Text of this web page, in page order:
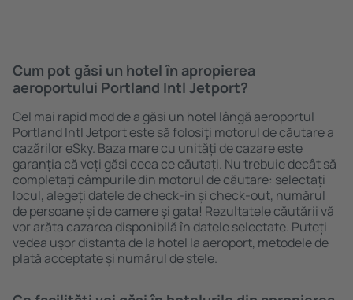
Cum pot găsi un hotel în apropierea
aeroportului Portland Intl Jetport?
Cel mai rapid mod de a găsi un hotel lângă aeroportul
Portland Intl Jetport este să folosiţi motorul de căutare a
cazărilor eSky. Baza mare cu unități de cazare este
garanția că veți găsi ceea ce căutați. Nu trebuie decât să
completați câmpurile din motorul de căutare: selectați
locul, alegeți datele de check-in și check-out, numărul
de persoane și de camere şi gata! Rezultatele căutării vă
vor arăta cazarea disponibilă în datele selectate. Puteți
vedea uşor distanța de la hotel la aeroport, metodele de
plată acceptate și numărul de stele.